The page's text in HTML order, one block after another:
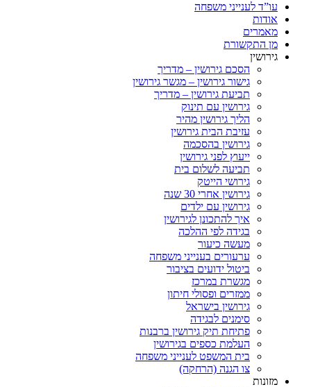
לענייני משפחה
הסכם גירושין – מדריך
גישור גירושין – מגשר גירושין
תביעת גירושין – מדריך
גירושין עם תינוק
הליך גירושין מהיר
עזיבת הבית גירושין
גירושין בהסכמה
ייעוץ לפני גירושין
תביעה לשלום בית
גירושי הייטק
גירושין אחרי 30 שנה
גירושין עם ילדים
איך להתכונן לגירושין
בגידה לפי ההלכה
מעשה כיעור
ערעורים בענייני משפחה
ביטול ידועים בציבור
מגשרת במרכז
ממזרים ופסולי חיתון
גירושין בישראל
סימנים לבגידה
פתיחת תיק גירושין ברבנות
העלמת כספים בגירושין
בית המשפט לענייני משפחה
צו הגנה (הרחקה)